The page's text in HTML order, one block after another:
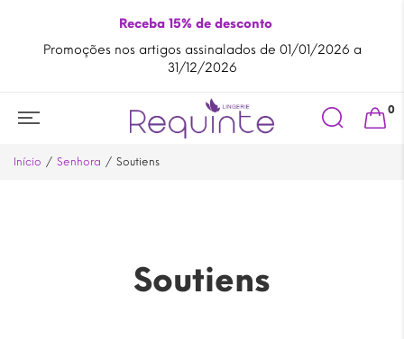
Receba 15% de desconto
Promoções nos artigos assinalados de 01/01/2026 a
31/12/2026
Search
for:
0
Início Senhora Soutiens
Soutiens